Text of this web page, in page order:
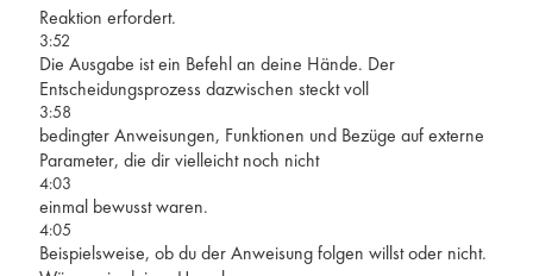
Reaktion erfordert.
3:52
Die Ausgabe ist ein Befehl an deine Hände. Der
Entscheidungsprozess dazwischen steckt voll
3:58
bedingter Anweisungen, Funktionen und Bezüge auf externe
Parameter, die dir vielleicht noch nicht
4:03
einmal bewusst waren.
4:05
Beispielsweise, ob du der Anweisung folgen willst oder nicht.